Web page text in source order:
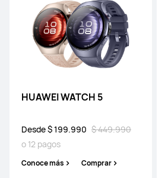
HUAWEI WATCH 5
Desde $ 199.990 $ 449.990
o 12 pagos
Conoce más Comprar